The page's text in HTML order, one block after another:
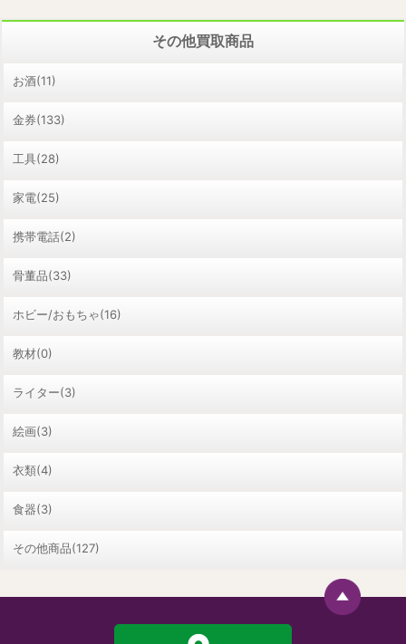
その他買取商品
お酒(11)
金券(133)
工具(28)
家電(25)
携帯電話(2)
骨董品(33)
ホビー/おもちゃ(16)
教材(0)
ライター(3)
絵画(3)
衣類(4)
食器(3)
その他商品(127)